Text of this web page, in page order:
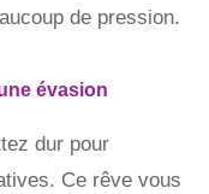
de pression.
évasion
dur pour
Ce rêve vous